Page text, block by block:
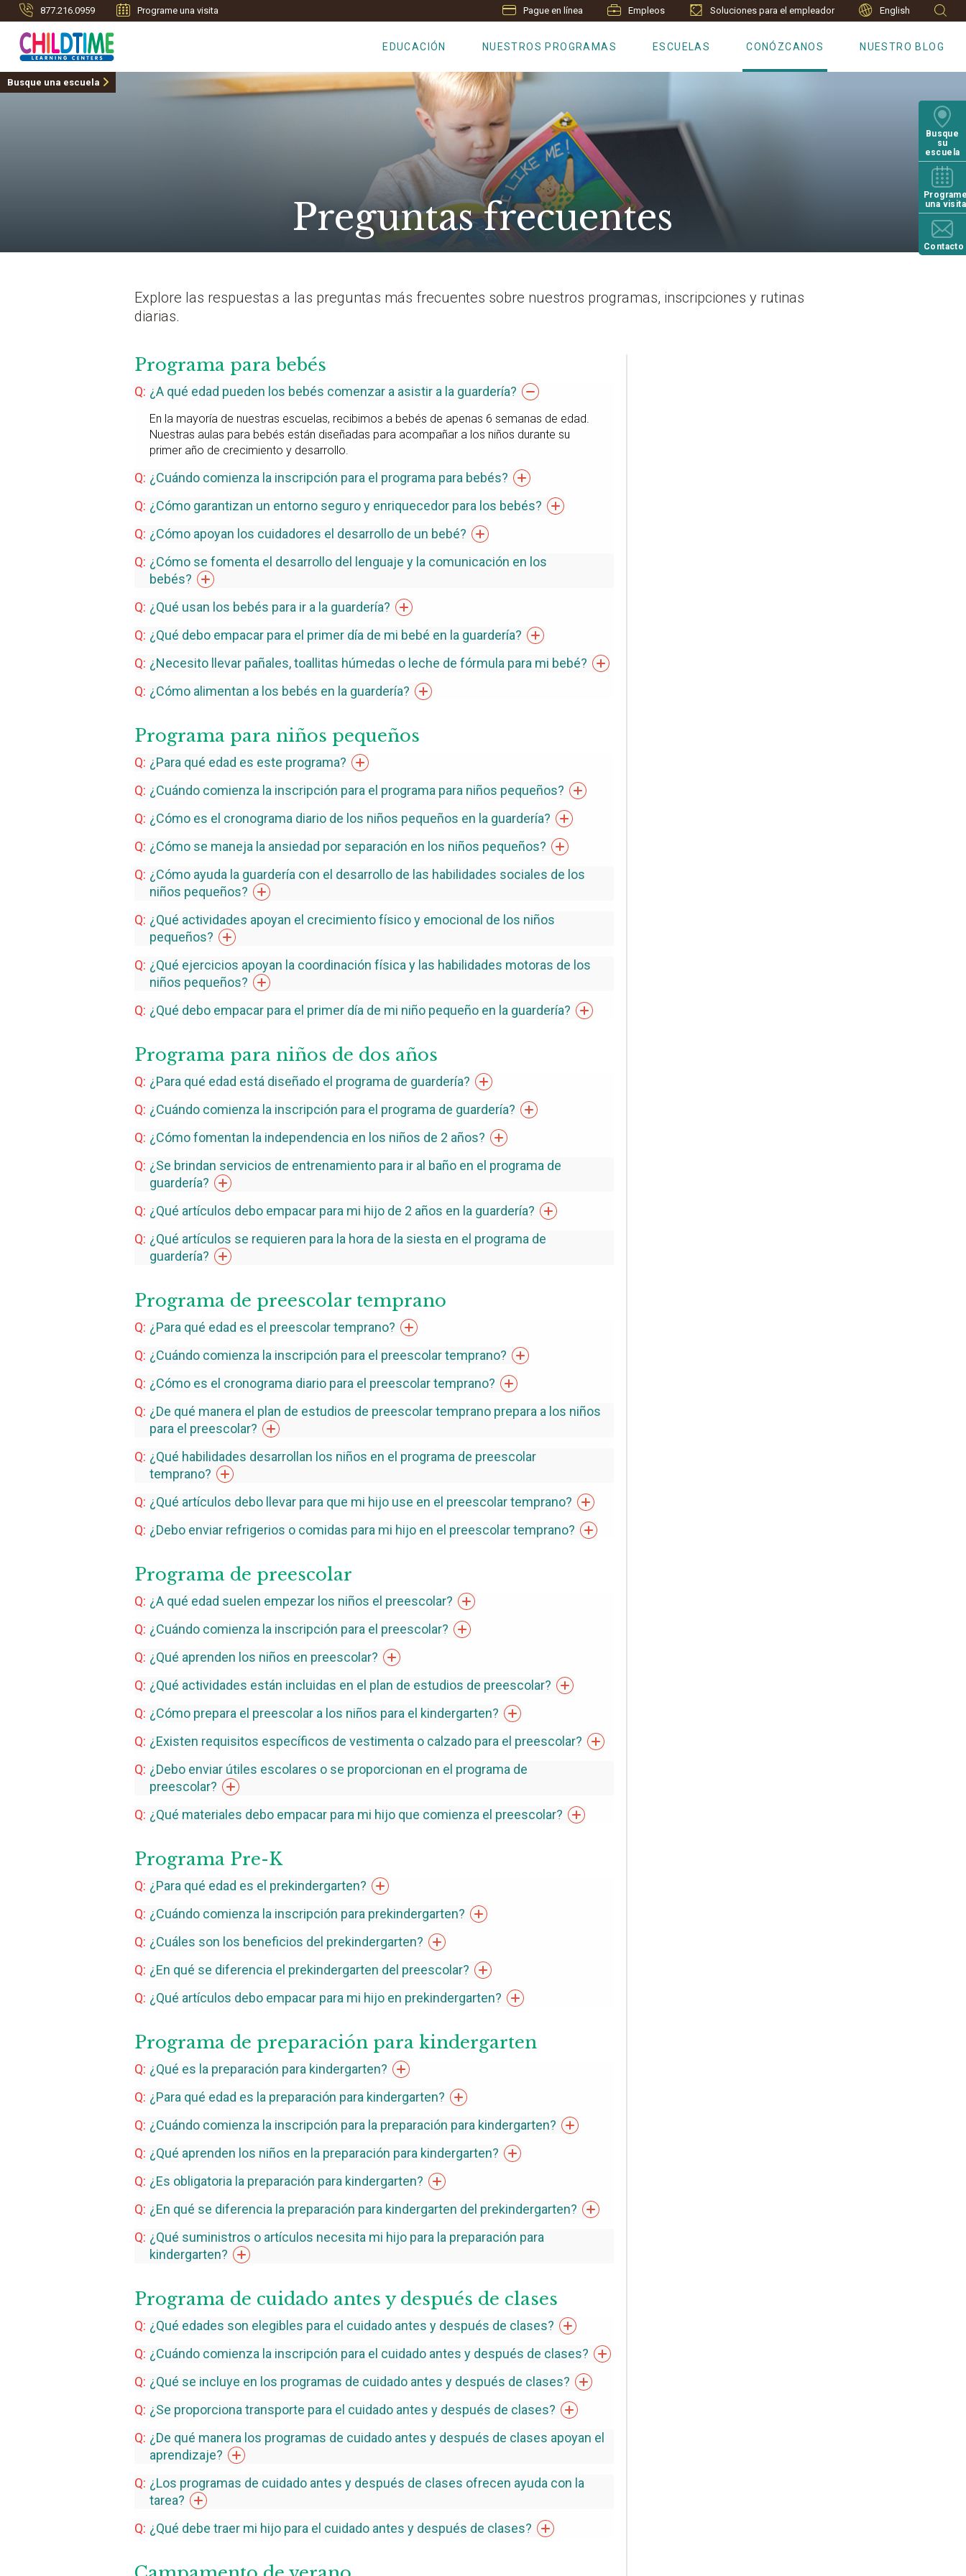
877.216.0959 Programe una visita Pague en línea Empleos Soluciones para el empleador English
EDUCACIÓN NUESTROS PROGRAMAS ESCUELAS CONÓZCANOS NUESTRO BLOG
Busque
su
escuela
una visita
Contacto
Busque una escuela
Preguntas frecuentes
Explore las respuestas a las preguntas más frecuentes sobre nuestros programas, inscripciones y rutinas
diarias.
Programa para bebés
¿A qué edad pueden los bebés comenzar a asistir a la guardería?
En la mayoría de nuestras escuelas, recibimos a bebés de apenas 6 semanas de edad.
Nuestras aulas para bebés están diseñadas para acompañar a los niños durante su
primer año de crecimiento y desarrollo.
¿Cuándo comienza la inscripción para el programa para bebés?
¿Cómo garantizan un entorno seguro y enriquecedor para los bebés?
¿Cómo apoyan los cuidadores el desarrollo de un bebé?
¿Cómo se fomenta el desarrollo del lenguaje y la comunicación en los
bebés?
¿Qué usan los bebés para ir a la guardería?
¿Qué debo empacar para el primer día de mi bebé en la guardería?
¿Necesito llevar pañales, toallitas húmedas o leche de fórmula para mi bebé?
¿Cómo alimentan a los bebés en la guardería?
Programa para niños pequeños
¿Para qué edad es este programa?
¿Cuándo comienza la inscripción para el programa para niños pequeños?
¿Cómo es el cronograma diario de los niños pequeños en la guardería?
¿Cómo se maneja la ansiedad por separación en los niños pequeños?
¿Cómo ayuda la guardería con el desarrollo de las habilidades sociales de los
niños pequeños?
¿Qué actividades apoyan el crecimiento físico y emocional de los niños
pequeños?
¿Qué ejercicios apoyan la coordinación física y las habilidades motoras de los
niños pequeños?
¿Qué debo empacar para el primer día de mi niño pequeño en la guardería?
Programa para niños de dos años
¿Para qué edad está diseñado el programa de guardería?
¿Cuándo comienza la inscripción para el programa de guardería?
¿Cómo fomentan la independencia en los niños de 2 años?
¿Se brindan servicios de entrenamiento para ir al baño en el programa de
guardería?
¿Qué artículos debo empacar para mi hijo de 2 años en la guardería?
¿Qué artículos se requieren para la hora de la siesta en el programa de
guardería?
Programa de preescolar temprano
¿Para qué edad es el preescolartemprano?
¿Cuándo comienza la inscripción para el preescolartemprano?
¿Cómo es el cronograma diario para el preescolartemprano?
¿De qué manera el plan de estudios de preescolar temprano prepara a los niños
para el preescolar?
¿Qué habilidades desarrollan los niños en el programa de preescolar
temprano?
¿Qué artículos debo llevar para que mi hijo use en el preescolartemprano?
¿Debo enviar refrigerios o comidas para mi hijo en el preescolartemprano?
Programa de preescolar
¿A qué edad suelen empezar los niños el preescolar?
¿Cuándo comienza la inscripción para el preescolar?
¿Qué aprenden los niños en preescolar?
¿Qué actividades están incluidas en el plan de estudios de preescolar?
¿Cómo prepara el preescolar a los niños para el kindergarten?
¿Existen requisitos específicos de vestimenta o calzado para el preescolar?
¿Debo enviar útiles escolares o se proporcionan en el programa de
preescolar?
¿Qué materiales debo empacar para mi hijo que comienza el preescolar?
Programa Pre-K
¿Para qué edad es el prekindergarten?
¿Cuándo comienza la inscripción para prekindergarten?
¿Cuáles son los beneficios del prekindergarten?
¿En qué se diferencia el prekindergarten del preescolar?
¿Qué artículos debo empacar para mi hijo en prekindergarten?
Programa de preparación para kindergarten
¿Qué es la preparación para kindergarten?
¿Para qué edad es la preparación para kindergarten?
¿Cuándo comienza la inscripción para la preparación para kindergarten?
¿Qué aprenden los niños en la preparación para kindergarten?
¿Es obligatoria la preparación para kindergarten?
¿En qué se diferencia la preparación para kindergarten del prekindergarten?
¿Qué suministros o artículos necesita mi hijo para la preparación para
kindergarten?
Programa de cuidado antes y después de clases
¿Qué edades son elegibles para el cuidado antes y después de clases?
¿Cuándo comienza la inscripción para el cuidado antes y después de clases?
¿Qué se incluye en los programas de cuidado antes y después de clases?
¿Se proporciona transporte para el cuidado antes y después de clases?
¿De qué manera los programas de cuidado antes y después de clases apoyan el
aprendizaje?
¿Los programas de cuidado antes y después de clases ofrecen ayuda con la
tarea?
¿Qué debe traer mi hijo para el cuidado antes y después de clases?